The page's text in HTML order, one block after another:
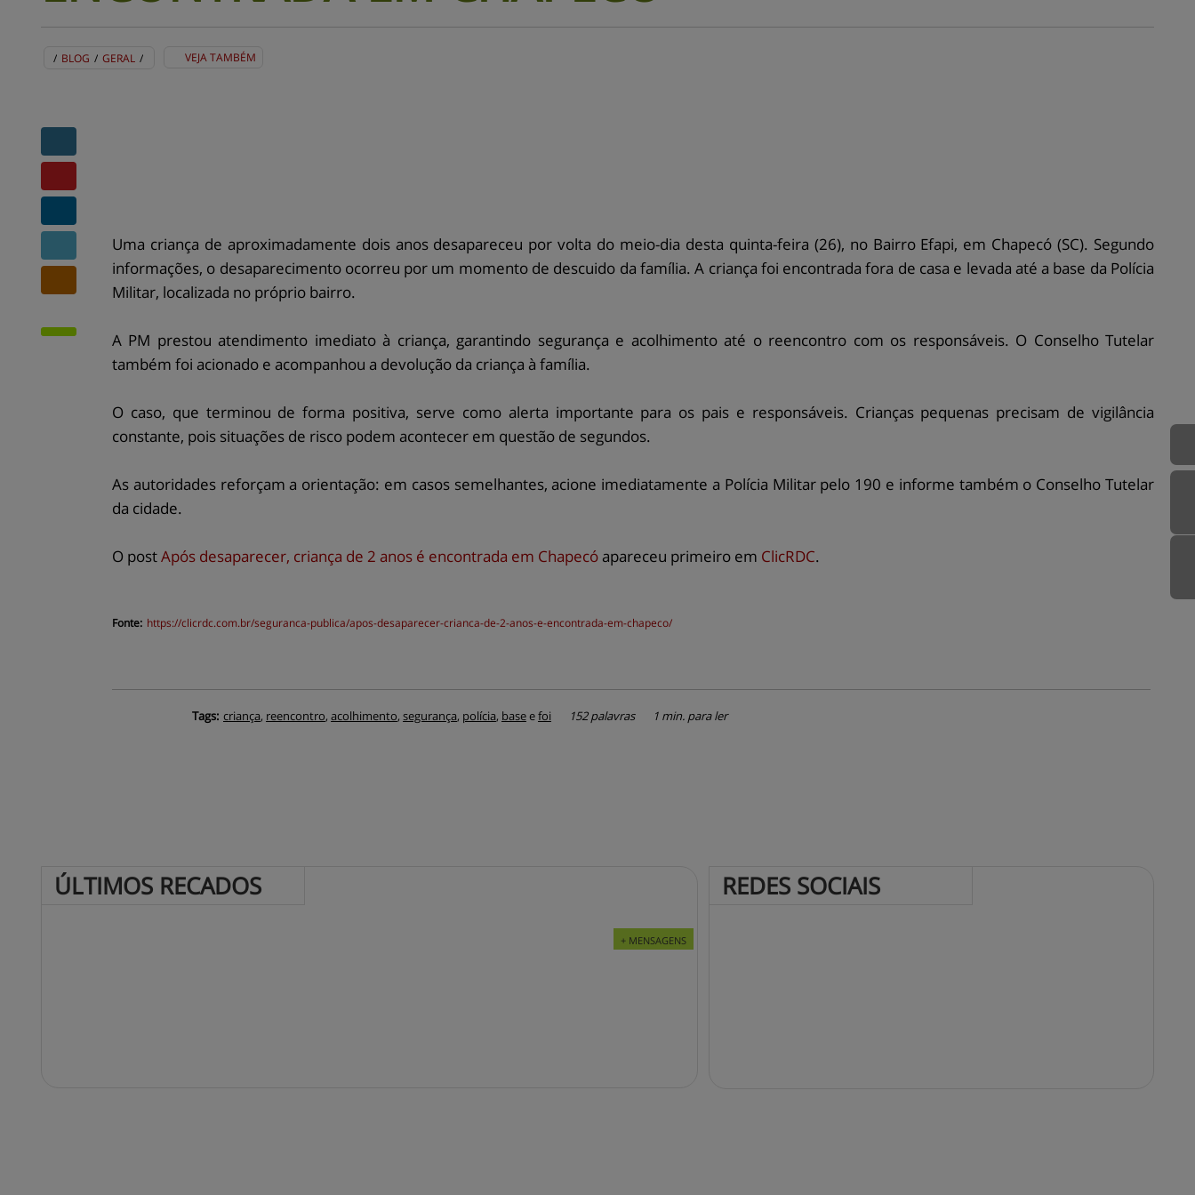
/ BLOG / GERAL / VEJA TAMBÉM
Uma criança de aproximadamente dois anos desapareceu por volta do meio-dia desta quinta-feira (26), no Bairro Efapi, em Chapecó (SC). Segundo
informações, o desaparecimento ocorreu por um momento de descuido da família. A criança foi encontrada fora de casa e levada até a base da Polícia
Militar, localizada no próprio bairro.
A PM prestou atendimento imediato à criança, garantindo segurança e acolhimento até o reencontro com os responsáveis. O Conselho Tutelar
também foi acionado e acompanhou a devolução da criança à família.
O caso, que terminou de forma positiva, serve como alerta importante para os pais e responsáveis. Crianças pequenas precisam de vigilância
constante, pois situações de risco podem acontecer em questão de segundos.
As autoridades reforçam a orientação: em casos semelhantes, acione imediatamente a Polícia Militar pelo 190 e informe também o Conselho Tutelar
da cidade.
O postApós desaparecer, criança de 2 anos é encontrada em Chapecó apareceu primeiro em ClicRDC.
Fonte: https://clicrdc.com.br/seguranca-publica/apos-desaparecer-crianca-de-2-anos-e-encontrada-em-chapeco/
Tags: criança, reencontro, acolhimento, segurança, polícia, baseefoi 152 palavras 1 min. para ler
ÚLTIMOS RECADOS
+ MENSAGENS
REDES SOCIAIS